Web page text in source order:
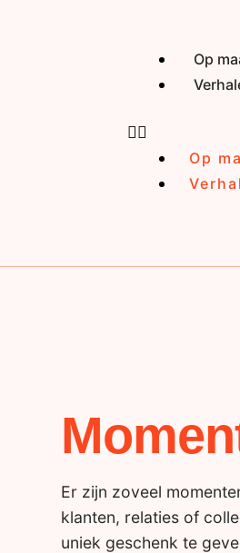
Op
Op
Er zijn zoveel
klanten, relaties of
uniek geschenk te